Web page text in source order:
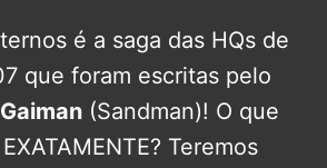
é a saga das HQs de
que foram escritas pelo
(Sandman)! O que
Teremos